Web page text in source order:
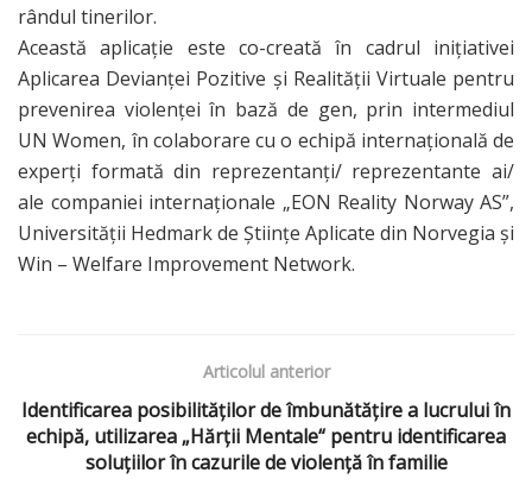
rândul tinerilor.
Această aplicație este co-creată în cadrul inițiativei
Aplicarea Devianţei Pozitive şi Realităţii Virtuale pentru
prevenirea violenţei în bază de gen, prin intermediul
UN Women, în colaborare cu o echipă internațională de
experți formată din reprezentanţi/ reprezentante ai/
ale companiei internaționale „EON Reality Norway AS”,
Universităţii Hedmark de Științe Aplicate din Norvegia şi
Win – Welfare Improvement Network.
Articolul anterior
Identificarea posibilităților de îmbunătățire a lucrului în
echipă, utilizarea „Hărții Mentale“ pentru identificarea
soluțiilor în cazurile de violență în familie